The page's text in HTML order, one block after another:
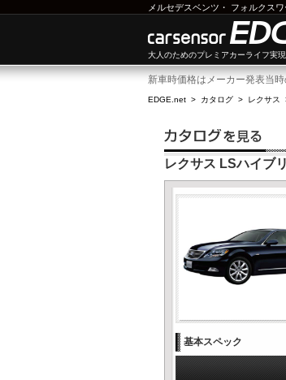
メルセデスベンツ ・ フォルクスワ
大人のためのプレミアカーライフ実
新車時価格はメーカー発表当
EDGE.net > カタログ > レクサス
レクサス LSハイブ
基本スペック